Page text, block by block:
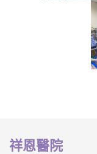
祥恩醫院